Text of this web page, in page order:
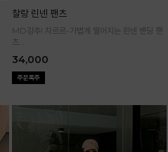
찰랑 린넨 팬츠
MD강추! 차르르-가볍게 떨어지는 린넨 밴딩 팬
츠
34,000